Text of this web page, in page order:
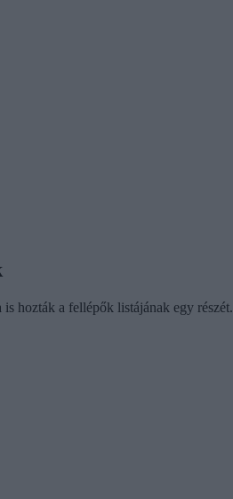
hozták a fellépők listájának egy részét.